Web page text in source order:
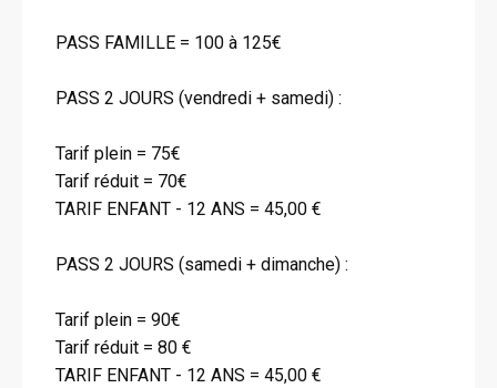
PASS FAMILLE = 100 à 125€
PASS 2 JOURS (vendredi + samedi) :
Tarif plein = 75€
Tarif réduit = 70€
TARIF ENFANT - 12 ANS = 45,00 €
PASS 2 JOURS (samedi + dimanche) :
Tarif plein = 90€
Tarif réduit = 80 €
TARIF ENFANT - 12 ANS = 45,00 €